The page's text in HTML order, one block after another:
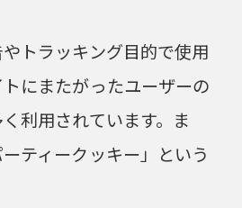
トラッキング目的で使用
にまたがったユーザーの
利用されています。ま
ティークッキー」という